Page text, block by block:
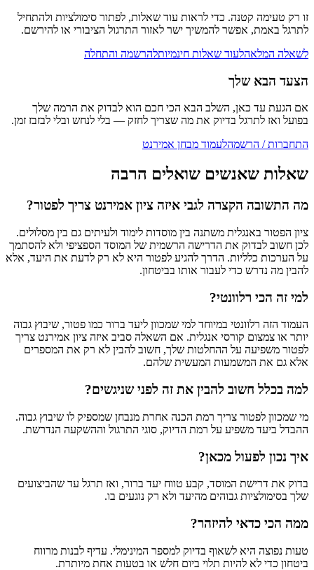
זו רק טעימה קטנה. כדי לראות עוד שאלות, לפתור סימולציות ולהתחיל
לתרגל באמת, אפשר להמשיך ישר לאזור התרגול הציבורי או להירשם.
לשאלה המלאהלעוד שאלות חינמיותלהרשמה והתחלה
הצעד הבא שלך
אם הגעת עד כאן, השלב הבא הכי חכם הוא לבדוק את הרמה שלך
בפועל ואז לתרגל בדיוק את מה שצריך לחזק — בלי לנחש ובלי לבזבז זמן.
התחברות / הרשמהלעמוד מבחן אמירנט
שאלות שאנשים שואלים הרבה
מה התשובה הקצרה לגבי איזה ציון אמירנט צריך לפטור?
ציון הפטור באנגלית משתנה בין מוסדות לימוד ולעיתים גם בין מסלולים.
לכן חשוב לבדוק את הדרישה הרשמית של המוסד הספציפי ולא להסתמך
על הערכות כלליות. הדרך להגיע לפטור היא לא רק לדעת את היעד, אלא
להבין מה נדרש כדי לעבור אותו בביטחון.
למי זה הכי רלוונטי?
העמוד הזה רלוונטי במיוחד למי שמכוון ליעד ברור כמו פטור, שיבוץ גבוה
יותר או צמצום קורסי אנגלית. אם השאלה סביב איזה ציון אמירנט צריך
לפטור משפיעה על ההחלטות שלך, חשוב להבין לא רק את המספרים
אלא גם את המשמעות המעשית שלהם.
למה בכלל חשוב להבין את זה לפני שניגשים?
מי שמכוון לפטור צריך רמת הכנה אחרת מנבחן שמספיק לו שיבוץ גבוה.
ההבדל ביעד משפיע על רמת הדיוק, סוגי התרגול וההשקעה הנדרשת.
איך נכון לפעול מכאן?
בדוק את דרישת המוסד, קבע טווח יעד ברור, ואז תרגל עד שהביצועים
שלך בסימולציות גבוהים מהיעד ולא רק נוגעים בו.
ממה הכי כדאי להיזהר?
טעות נפוצה היא לשאוף בדיוק למספר המינימלי. עדיף לבנות מרווח
ביטחון כדי לא להיות תלוי ביום חלש או בטעות אחת מיותרת.